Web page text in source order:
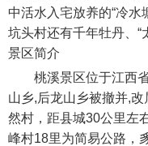
中活水入宅放养的“冷水
坑头村还有千年牡丹、“
景区简介
桃溪景区位于江西省
山乡,后龙山乡被撤并,
然村，距县城30公里
峰村18里为简易公路，